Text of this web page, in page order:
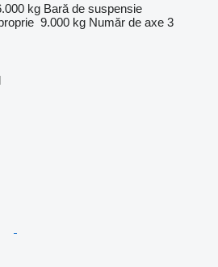
kg Bară de suspensie
9.000 kg Număr de axe 3